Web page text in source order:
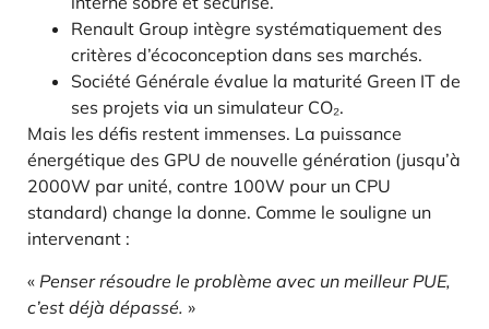
Renault Group intègre systématiquement des
critères d’écoconception dans ses marchés.
Société Générale évalue la maturité Green IT de
ses projets via un simulateur CO₂.
Mais les défis restent immenses. La puissance
énergétique des GPU de nouvelle génération (jusqu’à
2000W par unité, contre 100W pour un CPU
standard) change la donne. Comme le souligne un
intervenant :
« Penser résoudre le problème avec un meilleur PUE,
c’est déjà dépassé. »